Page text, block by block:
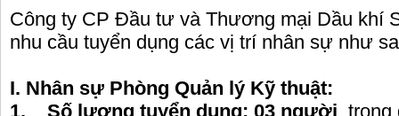
Công ty CP Đầu tư và Thương mại Dầu khí
nhu cầu tuyển dụng các vị trí nhân sự như
I. Nhân sự Phòng Quản lý Kỹ thuật:
1. Số lượng tuyển dụng: 03 người, trong